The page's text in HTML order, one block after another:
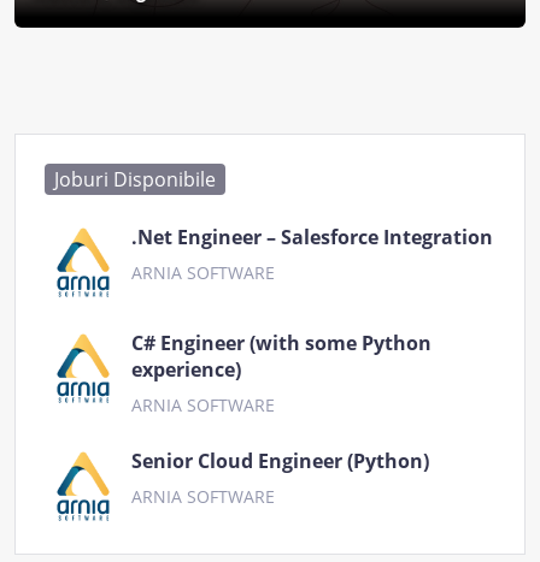
Joburi Disponibile
.Net Engineer – Salesforce Integration
ARNIA SOFTWARE
C# Engineer (with some Python
experience)
ARNIA SOFTWARE
Senior Cloud Engineer (Python)
ARNIA SOFTWARE